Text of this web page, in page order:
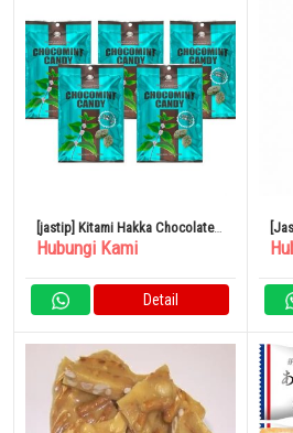
[jastip] Kitami Hakka Chocolate
Mint Candy 170g x 5 Bag
Hubungi Kami
Detail